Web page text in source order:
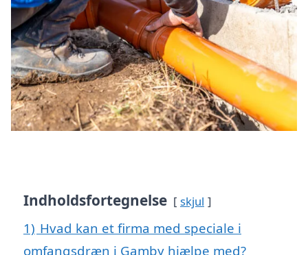
Indholdsfortegnelse skjul
1) Hvad kan et firma med speciale i
omfangsdræn i Gamby hjælpe med?